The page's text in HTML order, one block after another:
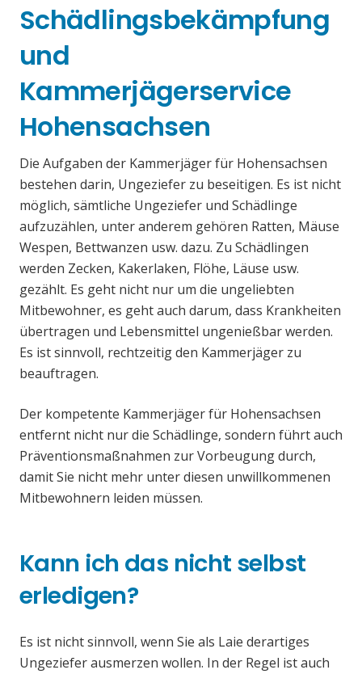
Schädlingsbekämpfung
und
Kammerjägerservice
Hohensachsen
Die Aufgaben der Kammerjäger für Hohensachsen
bestehen darin, Ungeziefer zu beseitigen. Es ist nicht
möglich, sämtliche Ungeziefer und Schädlinge
aufzuzählen, unter anderem gehören Ratten, Mäuse
Wespen, Bettwanzen usw. dazu. Zu Schädlingen
werden Zecken, Kakerlaken, Flöhe, Läuse usw.
gezählt. Es geht nicht nur um die ungeliebten
Mitbewohner, es geht auch darum, dass Krankheiten
übertragen und Lebensmittel ungenießbar werden.
Es ist sinnvoll, rechtzeitig den Kammerjäger zu
beauftragen.
Der kompetente Kammerjäger für Hohensachsen
entfernt nicht nur die Schädlinge, sondern führt auch
Präventionsmaßnahmen zur Vorbeugung durch,
damit Sie nicht mehr unter diesen unwillkommenen
Mitbewohnern leiden müssen.
Kann ich das nicht selbst
erledigen?
Es ist nicht sinnvoll, wenn Sie als Laie derartiges
Ungeziefer ausmerzen wollen. In der Regel ist auch